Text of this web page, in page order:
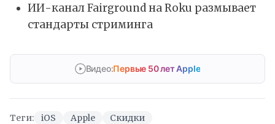
ИИ-канал Fairground на Roku размывает
стандарты стриминга
Видео:Первые 50 лет Apple
Теги: iOS Apple Скидки